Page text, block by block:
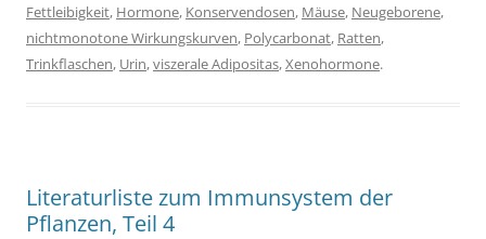
Fettleibigkeit, Hormone, Konservendosen, Mäuse, Neugeborene,
nichtmonotone Wirkungskurven, Polycarbonat, Ratten,
Trinkflaschen, Urin,viszerale Adipositas,Xenohormone.
Literaturliste zum Immunsystem der
Pflanzen, Teil 4